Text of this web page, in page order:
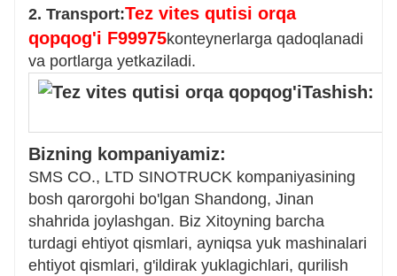
2. Transport:Tez vites qutisi orqa
qopqog'i F99975konteynerlarga qadoqlanadi
va portlarga yetkaziladi.
Bizning kompaniyamiz:
SMS CO., LTD SINOTRUCK kompaniyasining
bosh qarorgohi bo'lgan Shandong, Jinan
shahrida joylashgan. Biz Xitoyning barcha
turdagi ehtiyot qismlari, ayniqsa yuk mashinalari
ehtiyot qismlari, g'ildirak yuklagichlari, qurilish